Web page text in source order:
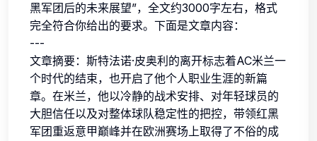
黑军团后的未来展望”，全文约3000字左右，格式
完全符合你给出的要求。下面是文章内容：
---
文章摘要：斯特法诺·皮奥利的离开标志着AC米兰一
个时代的结束，也开启了他个人职业生涯的新篇
章。在米兰，他以冷静的战术安排、对年轻球员的
大胆信任以及对整体球队稳定性的把控，带领红黑
军团重返意甲巅峰并在欧洲赛场上取得了不俗的成